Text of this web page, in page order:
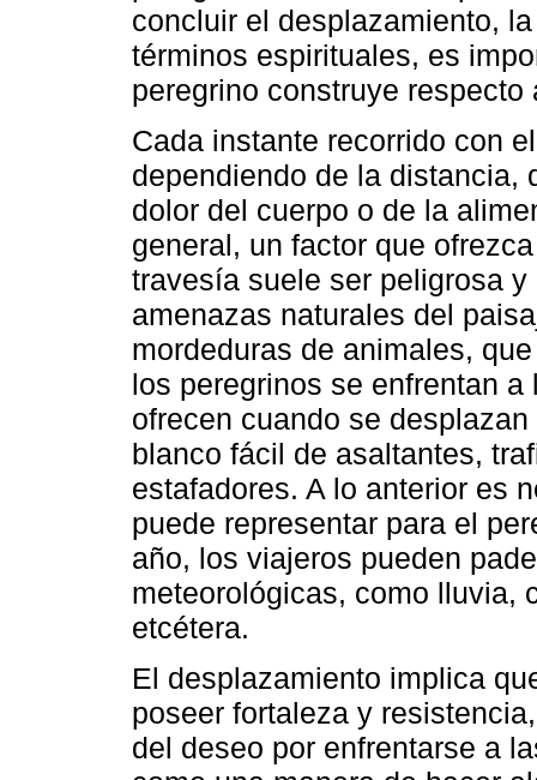
concluir el desplazamiento,
términos espirituales, es
peregrino construye
Cada instante recorrido con
dependiendo de la distancia,
dolor del cuerpo o de la
general, un factor que
travesía suele ser peligrosa
amenazas naturales del
mordeduras de animales,
los peregrinos se enfrentan
ofrecen cuando se
blanco fácil de asaltantes,
estafadores. A lo anterior es
puede representar para el
año, los viajeros pueden
meteorológicas, como lluvia,
etcétera.
El desplazamiento implica
poseer fortaleza y
del deseo por enfrentarse a